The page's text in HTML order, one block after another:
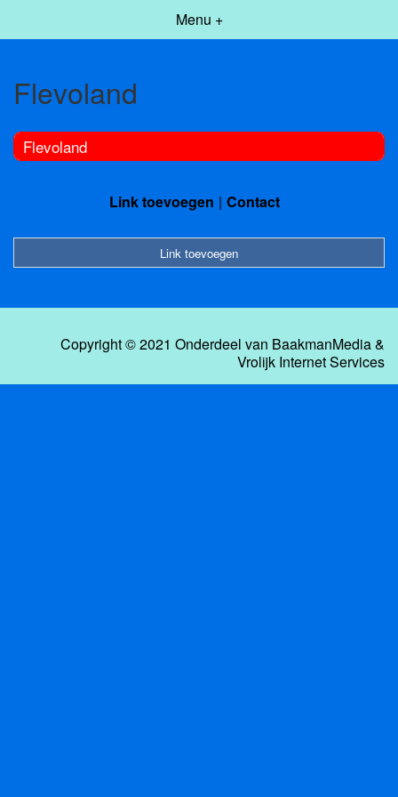
Menu +
Flevoland
Flevoland
Link toevoegen Contact
Link toevoegen
Copyright © 2021 Onderdeel van BaakmanMedia&
Vrolijk Internet Services